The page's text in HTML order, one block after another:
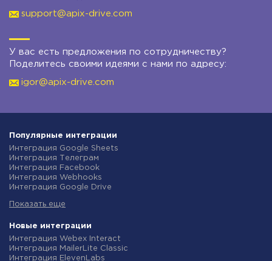
support@apix-drive.com
У вас есть предложения по сотрудничеству?
Поделитесь своими идеями с нами по адресу:
igor@apix-drive.com
Популярные интеграции
Интеграция Google Sheets
Интеграция Телеграм
Интеграция Facebook
Интеграция Webhooks
Интеграция Google Drive
Интеграция Gmail
Интеграция Новая Почта
Интеграция Binotel
Интеграция OpenAI (ChatGPT)
Интеграция Prom
Показать еще
Новые интеграции
Интеграция Webex Interact
Интеграция MailerLite Classic
Интеграция ElevenLabs